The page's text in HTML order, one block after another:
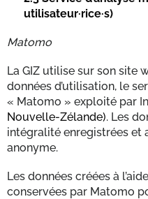
utilisateur·rice·s)
Matomo
La GIZ utilise sur son site
données d’utilisation, le
« Matomo » exploité par
Nouvelle-Zélande). Les
intégralité enregistrées et
anonyme.
Les données créées à
conservées par Matomo